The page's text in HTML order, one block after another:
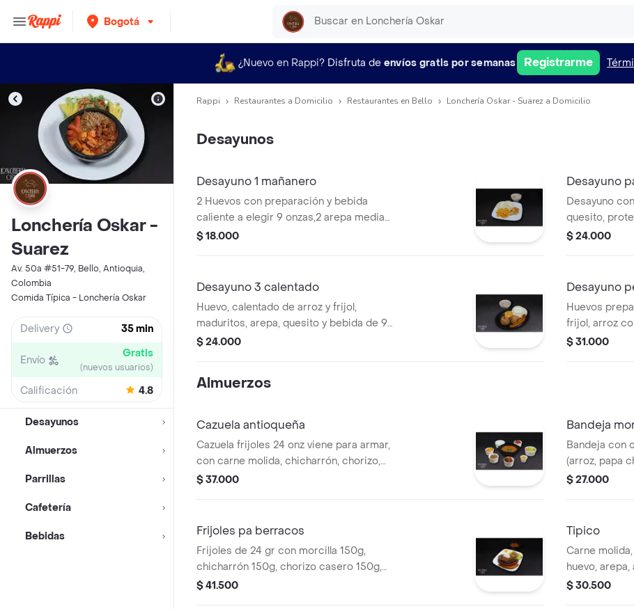
Bogotá
¿Nuevo en Rappi? Disfruta de envíos gratis por semanas Registrarme
Lonchería Oskar -
Suarez
Av. 50a #51-79, Bello, Antioquia,
Colombia
Comida Típica - Lonchería Oskar
Delivery 35 min
Envío Gratis
(nuevos usuarios)
Calificación 4.8
Desayunos
Almuerzos
Parrillas
Cafetería
Bebidas
Rappi Restaurantes a Domicilio Restaurantes en Bello Lonchería Oskar - Suarez a Domicilio
Desayunos
Desayuno 1 mañanero
2 Huevos con preparación y bebida
caliente a elegir 9 onzas,2 arepa media
tela, quesito.
$ 18.000
Desayuno
Desayuno
quesito,
oz.
$ 24.000
Desayuno 3 calentado
Huevo, calentado de arroz y frijol,
maduritos, arepa, quesito y bebida de 9
onzas a elegir.
$ 24.000
Desayuno
Huevos
frijol, arroz
chorizo130g
$ 31.000
Almuerzos
Cazuela antioqueña
Cazuela frijoles 24 onz viene para armar,
con carne molida, chicharrón, chorizo,
maduros, pico de gallo, arroz y aguacate,
$ 37.000
Bandeja
Bandeja con
(arroz, papa
maduro),
$ 27.000
Frijoles pa berracos
Frijoles de 24 gr con morcilla 150g,
chicharrón 150g, chorizo casero 150g,
maduro, carne molida, pico de gallo,
$ 41.500
Tipico
Carne
huevo,
ensalada de
$ 30.500